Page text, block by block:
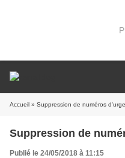
Accueil » Suppression de numéros
Suppression de
Publié le 24/05/2018 à 11:15